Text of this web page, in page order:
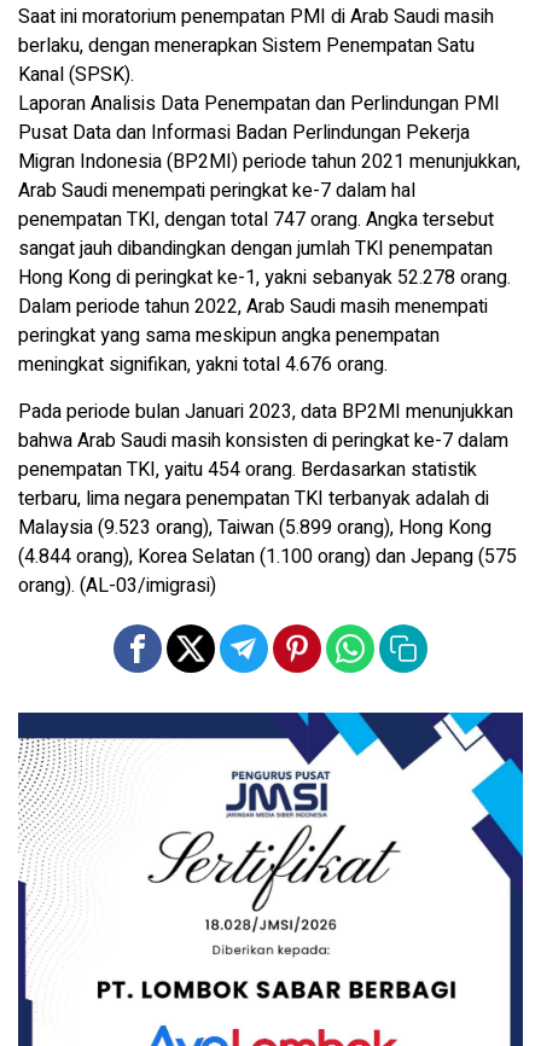
Saat ini moratorium penempatan PMI di Arab Saudi masih
berlaku, dengan menerapkan Sistem Penempatan Satu
Kanal (SPSK).
Laporan Analisis Data Penempatan dan Perlindungan PMI
Pusat Data dan Informasi Badan Perlindungan Pekerja
Migran Indonesia (BP2MI) periode tahun 2021 menunjukkan,
Arab Saudi menempati peringkat ke-7 dalam hal
penempatan TKI, dengan total 747 orang. Angka tersebut
sangat jauh dibandingkan dengan jumlah TKI penempatan
Hong Kong di peringkat ke-1, yakni sebanyak 52.278 orang.
Dalam periode tahun 2022, Arab Saudi masih menempati
peringkat yang sama meskipun angka penempatan
meningkat signifikan, yakni total 4.676 orang.
Pada periode bulan Januari 2023, data BP2MI menunjukkan
bahwa Arab Saudi masih konsisten di peringkat ke-7 dalam
penempatan TKI, yaitu 454 orang. Berdasarkan statistik
terbaru, lima negara penempatan TKI terbanyak adalah di
Malaysia (9.523 orang), Taiwan (5.899 orang), Hong Kong
(4.844 orang), Korea Selatan (1.100 orang) dan Jepang (575
orang). (AL-03/imigrasi)